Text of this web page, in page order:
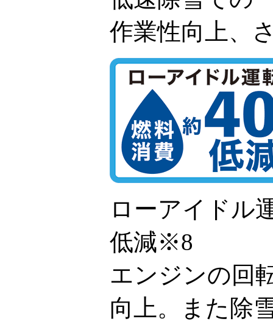
作業性向上、
ローアイドル
低減※8
エンジンの回
向上。また除